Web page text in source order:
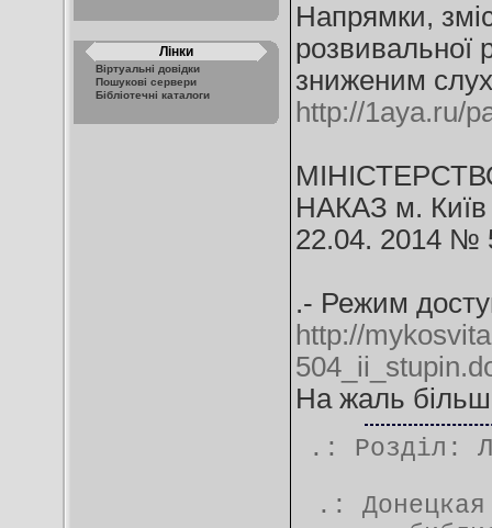
Лінки
Віртуальні довідки
Пошукові сервери
Бібліотечні каталоги
Напрямки,
розвивальної
зниженим
http://1aya.ru/
НАКАЗ м. Київ
22.04. 2014 №
.- Режим
http://
На жаль
.: Розділ:
.: